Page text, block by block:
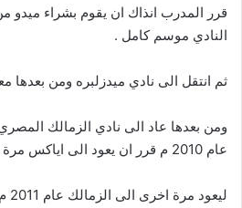
قرر المدرب انذاك ان يقوم بشراء ميدو
النادي موسم كامل .
ثم انتقل الى نادي ميدزلبره ومن بعدها
ومن بعدها عاد الى نادي الزمالك
عام 2010 م قرر ان يعود الى اياكس مرة اخرى ،